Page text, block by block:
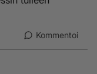
Kommentoi